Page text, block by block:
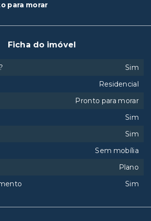
para morar
Ficha do imóvel
Sim
Residencial
Pronto para morar
Sim
Sim
Sem mobília
Plano
Sim